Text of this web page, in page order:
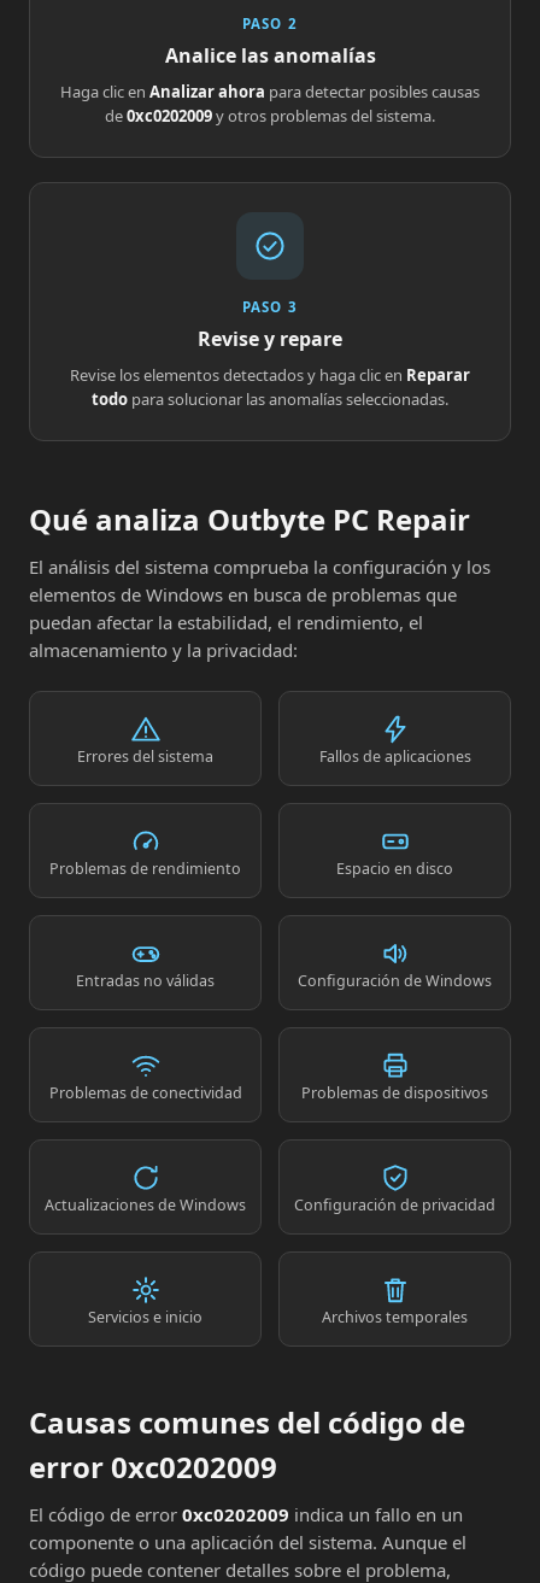
PASO 2
Analice las anomalías
Haga clic en Analizar ahora para detectar posibles causas
de0xc0202009y otros problemas del sistema.
PASO 3
Revise y repare
Revise los elementos detectados y haga clic en Reparar
todo para solucionar las anomalías seleccionadas.
Qué analiza Outbyte PC Repair
El análisis del sistema comprueba la configuración y los
elementos de Windows en busca de problemas que
puedan afectar la estabilidad, el rendimiento, el
almacenamiento y la privacidad:
Errores del sistema Fallos de aplicaciones
Problemas de rendimiento Espacio en disco
Entradas no válidas Configuración de Windows
Problemas de conectividad Problemas de dispositivos
Actualizaciones de Windows Configuración de privacidad
Servicios e inicio Archivos temporales
Causas comunes del código de
error 0xc0202009
El código de error 0xc0202009 indica un fallo en un
componente o una aplicación del sistema. Aunque el
código puede contener detalles sobre el problema,